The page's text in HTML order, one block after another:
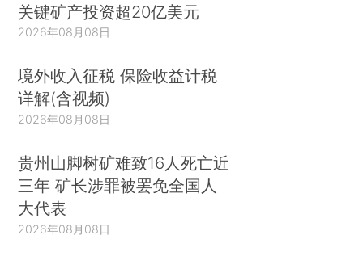
关键矿产投资超20亿美元
2026年08月08日
境外收入征税 保险收益计税
详解(含视频)
2026年08月08日
贵州山脚树矿难致16人死亡近
三年 矿长涉罪被罢免全国人
大代表
2026年08月08日